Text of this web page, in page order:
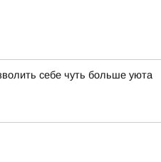
себе чуть больше уюта